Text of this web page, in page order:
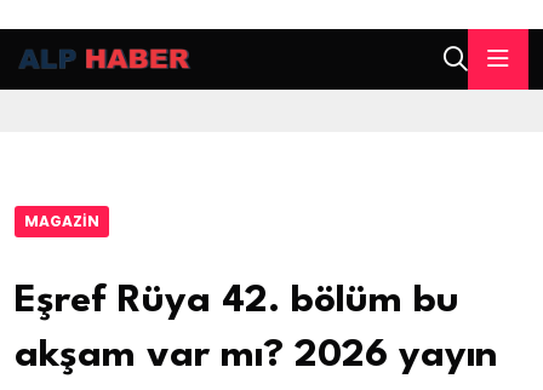
MAGAZIN
Eşref Rüya 42. bölüm bu
akşam var mı? 2026 yayın